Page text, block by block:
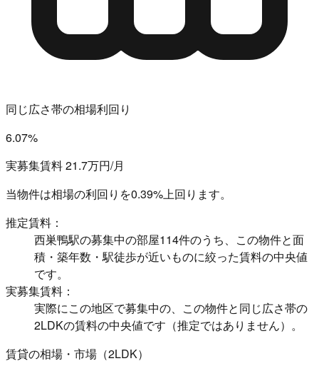
同じ広さ帯の相場利回り
6.07%
実募集賃料 21.7万円/月
当物件は相場の利回りを0.39%上回ります。
推定賃料：
西巣鴨駅の募集中の部屋114件のうち、この物件と面
積・築年数・駅徒歩が近いものに絞った賃料の中央値
です。
実募集賃料：
実際にこの地区で募集中の、この物件と同じ広さ帯の
2LDKの賃料の中央値です（推定ではありません）。
賃貸の相場・市場（2LDK）